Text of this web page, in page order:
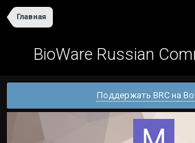
Главная
BioWare Russian
Поддержать BRC на